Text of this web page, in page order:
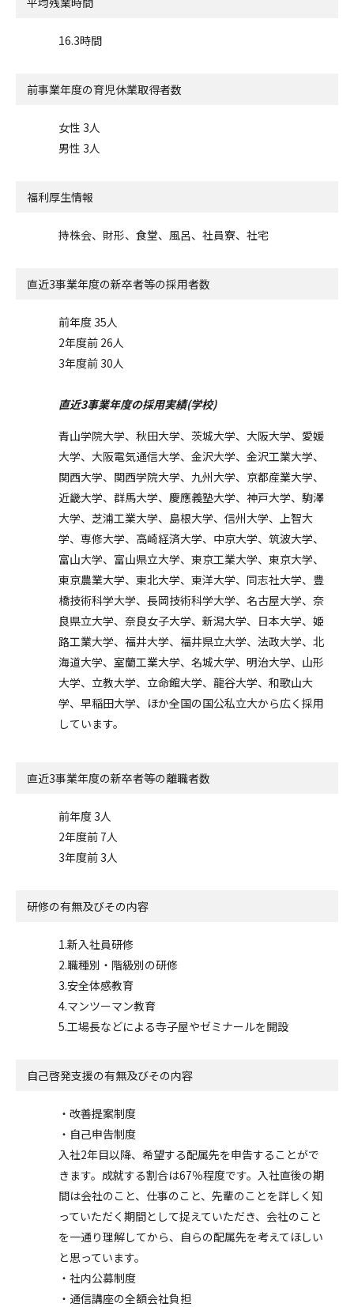
16.3時間
前事業年度の育児休業取得者数
女性 3人
男性 3人
福利厚生情報
持株会、財形、食堂、風呂、社員寮、社宅
直近3事業年度の新卒者等の採用者数
前年度 35人
2年度前 26人
3年度前 30人
直近3事業年度の採用実績(学校)
青山学院大学、秋田大学、茨城大学、大阪大学、愛媛
大学、大阪電気通信大学、金沢大学、金沢工業大学、
関西大学、関西学院大学、九州大学、京都産業大学、
近畿大学、群馬大学、慶應義塾大学、神戸大学、駒澤
大学、芝浦工業大学、島根大学、信州大学、上智大
学、専修大学、高崎経済大学、中京大学、筑波大学、
富山大学、富山県立大学、東京工業大学、東京大学、
東京農業大学、東北大学、東洋大学、同志社大学、豊
橋技術科学大学、長岡技術科学大学、名古屋大学、奈
良県立大学、奈良女子大学、新潟大学、日本大学、姫
路工業大学、福井大学、福井県立大学、法政大学、北
海道大学、室蘭工業大学、名城大学、明治大学、山形
大学、立教大学、立命館大学、龍谷大学、和歌山大
学、早稲田大学、ほか全国の国公私立大から広く採用
しています。
直近3事業年度の新卒者等の離職者数
前年度 3人
2年度前 7人
3年度前 3人
研修の有無及びその内容
1.新入社員研修
2.職種別・階級別の研修
3.安全体感教育
4.マンツーマン教育
5.工場長などによる寺子屋やゼミナールを開設
自己啓発支援の有無及びその内容
・改善提案制度
・自己申告制度
入社2年目以降、希望する配属先を申告することがで
きます。成就する割合は67％程度です。入社直後の期
間は会社のこと、仕事のこと、先輩のことを詳しく知
っていただく期間として捉えていただき、会社のこと
を一通り理解してから、自らの配属先を考えてほしい
と思っています。
・社内公募制度
・通信講座の全額会社負担